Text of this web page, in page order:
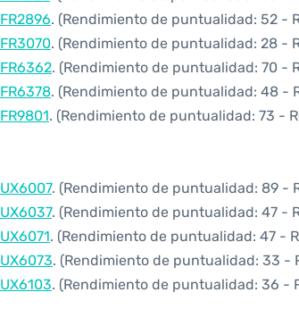
FR2896. (Rendimiento de puntualidad: 52 -
FR3070. (Rendimiento de puntualidad: 28 -
FR6362. (Rendimiento de puntualidad: 70 -
FR6378. (Rendimiento de puntualidad: 48 -
FR9801. (Rendimiento de puntualidad: 73 -
UX6007. (Rendimiento de puntualidad: 89 -
UX6037. (Rendimiento de puntualidad: 47 -
UX6071. (Rendimiento de puntualidad: 47 -
UX6073. (Rendimiento de puntualidad: 33 -
UX6103. (Rendimiento de puntualidad: 36 -